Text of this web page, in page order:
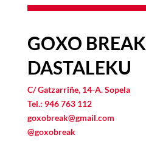
GOXO BREAK
DASTALEKU
C/ Gatzarriñe, 14-A. Sopela
Tel.: 946 763 112
goxobreak@gmail.com
@goxobreak